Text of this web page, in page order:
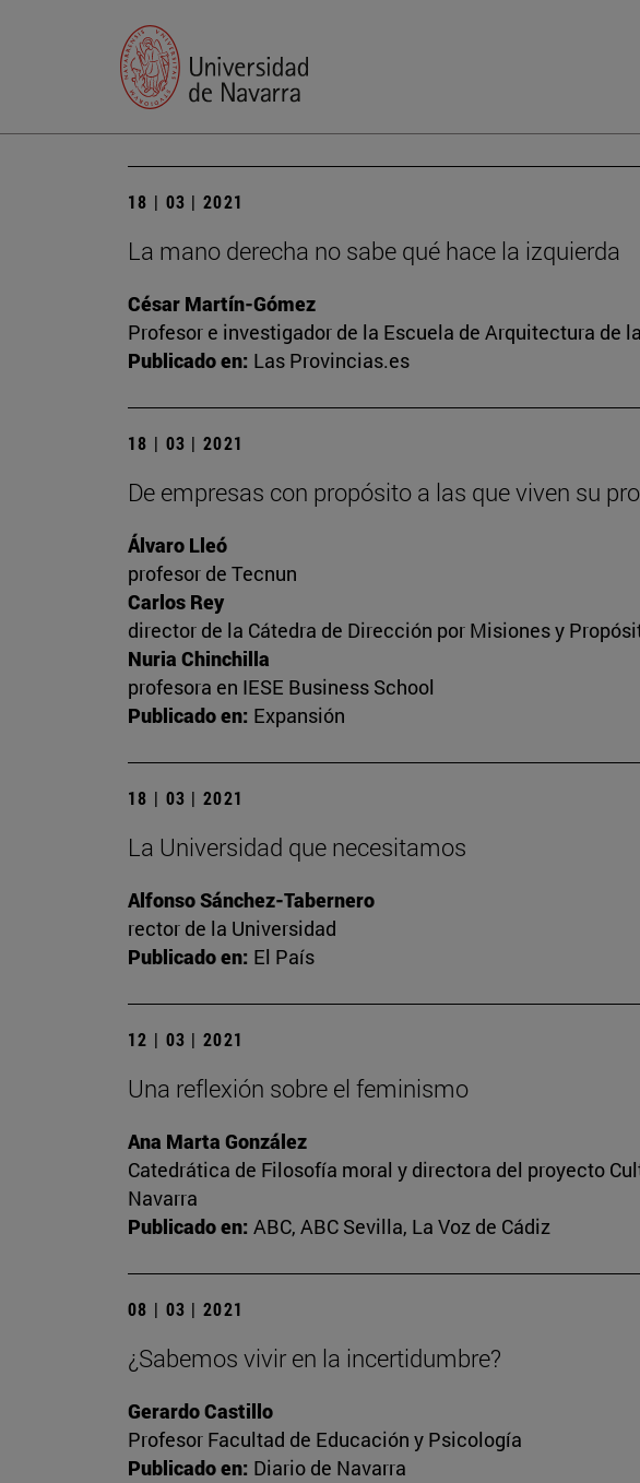
18 | 03 | 2021
La mano derecha no sabe qué hace la izquierda
César Martín-Gómez
Profesor e investigador de la Escuela de Arquitectura de
Publicado en: Las Provincias.es
18 | 03 | 2021
De empresas con propósito a las que viven su
Álvaro Lleó
profesor de Tecnun
Carlos Rey
director de la Cátedra de Dirección por Misiones y
Nuria Chinchilla
profesora en IESE Business School
Publicado en: Expansión
18 | 03 | 2021
La Universidad que necesitamos
Alfonso Sánchez-Tabernero
rector de la Universidad
Publicado en: El País
12 | 03 | 2021
Una reflexión sobre el feminismo
Ana Marta González
Catedrática de Filosofía moral y directora del proyecto
Navarra
Publicado en: ABC, ABC Sevilla, La Voz de Cádiz
08 | 03 | 2021
¿Sabemos vivir en la incertidumbre?
Gerardo Castillo
Profesor Facultad de Educación y Psicología
Publicado en: Diario de Navarra